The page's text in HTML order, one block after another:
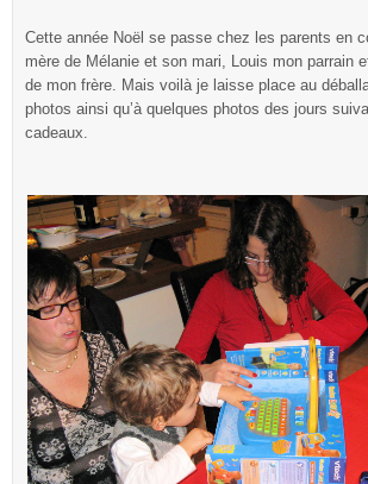
Cette année Noël se passe chez les parents en
mère de Mélanie et son mari, Louis mon parrain
de mon frère. Mais voilà je laisse place au
photos ainsi qu’à quelques photos des jours
cadeaux.